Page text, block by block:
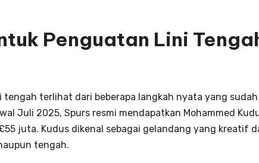
Penguatan Lini
terlihat dari beberapa langkah nyata yang sudah
Juli 2025, Spurs resmi mendapatkan Mohammed
juta. Kudus dikenal sebagai gelandang yang kreatif
tengah.